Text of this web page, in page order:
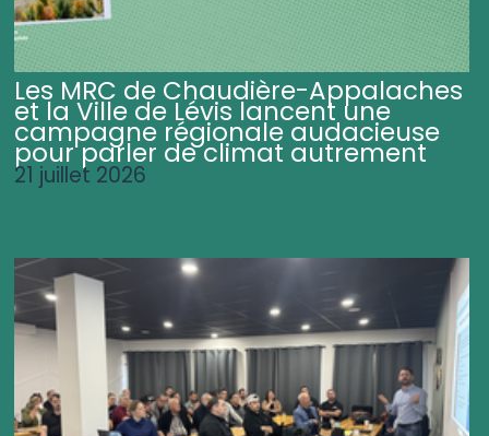
Les MRC de Chaudière-Appalaches
et la Ville de Lévis lancent une
campagne régionale audacieuse
pour parler de climat autrement
21 juillet 2026